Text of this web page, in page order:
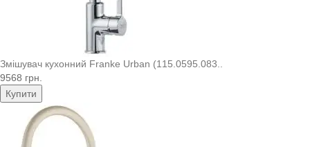
Змішувач кухонний Franke Urban (115.0595.083..
9568 грн.
Купити